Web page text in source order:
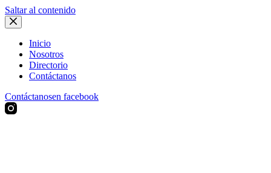
Saltar al contenido
Inicio
Nosotros
Directorio
Contáctanos
Contáctanosen facebook